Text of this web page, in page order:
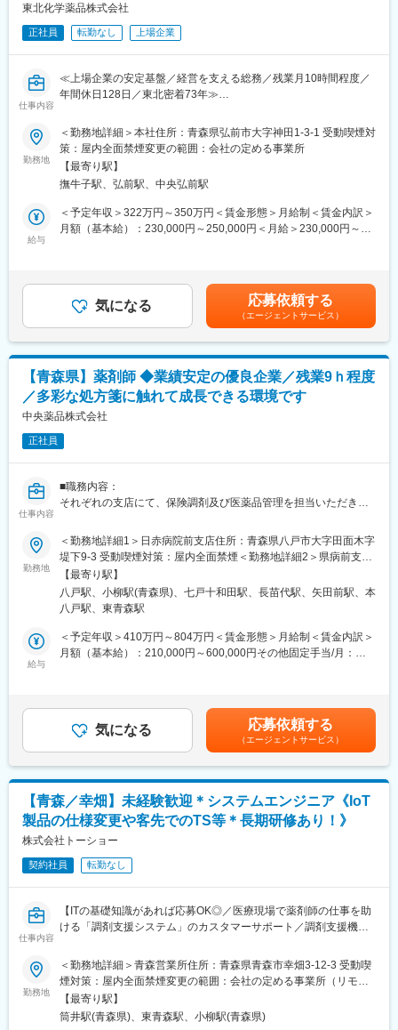
また、女性活躍推進「えるぼし認定3つ星」を取得しており、時短
勤務制度対象者の拡大や育児・介護等の家庭事情で退職された社
員が、再び当社で活躍できるジョブ・リターン制度の導入等、女
性が活躍できる環境整備に積極的に取り組んでいます。
場づくりを進めていく実感を得られるポジションであり、将来的
には管理部門の中核人材としての成長も期待しています。
※総合職での採用となりますので、入社後に管理部門内での異動の
可能性がございます。
■裁量と成長を実感できる人事ポジション：
採用・労務・教育と幅広い領域を経験でき、部分的な担当に留ま
会社全体に影響を与える仕事に挑戦したい方に最適です。
■安定した基盤と働きやすさの両立：
上場企業としての安定した経営基盤に加え、過度な残業を抑えた
将来設計を描きやすい環境です。
を受けにくい分野を主軸とし、顧客との長期的な信頼関係を強み
としています。地域密着型の営業体制と上場企業としてのガバナ
ンスを両立し、今後も安定需要を背景に堅実な成長が見込まれて
います。管理部門の強化は将来への重要な投資であり、その中核
を担える存在を求めています。
変更の範囲：会社の定める業務
東北化学薬品株式会社
正社員 転勤なし 上場企業
仕事内容
≪上場企業の安定基盤／経営を支える総務／残業月10時間程度／
年間休日128日／東北密着73年≫
・規程整備や株主総会対応まで担い会社運営の中枢を支えるやり
がい
・月残業10時間程度と休日128日で無理なく長期的に働ける環境
・上場企業ならではの安定性と将来性の中で腰を据えてキャリア
形成
医理化学分野の専門商社として東北一円に事業を展開する当社に
・契約書類の管理およびチェック
・社内設備や備品、社用車の管理
れた仕事をこなすだけではない総務の本来の面白さを実感できま
す。将来的には管理グループ内での業務領域拡大も想定されてい
ます。
※総合職での採用となりますので、入社後に管理部門内での異動の
可能性がございます。
■経営に近い立場で価値を発揮できる総務
総務は会社全体を俯瞰できるポジションです。現職で裁量や成長
実感に物足りなさを感じている方にとって、経験を活かしながら
一段高い視座を得られる環境です。
■働きやすさと安定を両立できる環境
業務量が適切に管理されており、管理部門にありがちな長時間労
働はありません。仕事と私生活の両立を重視したい方に最適で
す。
当社は1953年創業、東証スタンダード上場の医理化学専門商社で
す。医療、研究、製造、食品、農業など複数分野に顧客を持ち、
変更の範囲：会社の定める業務
勤務地
＜勤務地詳細＞本社住所：青森県弘前市大字神田1-3-1 受動喫煙対
策：屋内全面禁煙変更の範囲：会社の定める事業所
【最寄り駅】
撫牛子駅、弘前駅、中央弘前駅
給与
＜予定年収＞322万円～350万円＜賃金形態＞月給制＜賃金内訳＞
月額（基本給）：230,000円～250,000円＜月給＞230,000円～
（6月・12月）■期末手当：年1回（9月）・・・業績好調時に限る
賃金はあくまでも目安の金額であり、選考を通じて上下する可能
性があります。月給(月額)は固定手当を含めた表記です。
気になる 応募依頼する
（エージェントサービス）
【青森県】薬剤師 ◆業績安定の優良企業／残業9ｈ程度
／多彩な処方箋に触れて成長できる環境です
中央薬品株式会社
正社員
仕事内容
■職務内容：
それぞれの支店にて、保険調剤及び医薬品管理を担当いただきま
・調剤業務
・在庫管理
・医薬品発注 等
■当社の特徴/魅力：
当社は創業以来、「信頼されるかかりつけ薬局」として、専門性
の高い個人病院、総合病院の門前薬局を広く店舗展開していま
す。多彩な処方箋の取扱により効率的・実践的なスキルアップを
す。先見的知識の蓄積により、少ない症例や不測の事態への対応
力を身に着けることができ、薬剤師として成長できる環境があり
1ヶ月単位の変形労働時間制です。月2回の土曜出勤の際は他支店
への応援となり、就業場所により8時30分～12時30分又は8時30
分～13時30分の勤務となります（休憩なし）。
■勤務地と組織構成について：
・日赤病院前支店…8名（薬剤師：3名、事務：５名）
・県病前支店…10名（薬剤師：3名、管理栄養士：1名、事務：5
名、受付：1名）
・十和田市立中央病院前支店…6名（薬剤師：2名、事務：４名）
※マイカー通勤可能、選考時に勤務地のご希望をお伝えください
変更の範囲：無
勤務地
＜勤務地詳細1＞日赤病院前支店住所：青森県八戸市大字田面木字
堤下9-3 受動喫煙対策：屋内全面禁煙＜勤務地詳細2＞県病前支店
住所：青森県青森市東造道二丁目6-28 受動喫煙対策：屋内全面禁
煙＜勤務地詳細3＞十和田市立中央病院前支店住所：青森県十和田
市西十二番町11-17 受動喫煙対策：屋内全面禁煙変更の範囲：会
【最寄り駅】
八戸駅、小柳駅(青森県)、七戸十和田駅、長苗代駅、矢田前駅、本
八戸駅、東青森駅
給与
＜予定年収＞410万円～804万円＜賃金形態＞月給制＜賃金内訳＞
月額（基本給）：210,000円～600,000円その他固定手当/月：
5.8ヶ月（過去実績）■その他定額手当詳細：・薬歴薬剤管理手
当…35,000円・薬剤師手当…35,000円賃金はあくまでも目安の金
額であり、選考を通じて上下する可能性があります。月給(月額)は
固定手当を含めた表記です。
気になる 応募依頼する
（エージェントサービス）
【青森／幸畑】未経験歓迎＊システムエンジニア《IoT
製品の仕様変更や客先でのTS等＊長期研修あり！》
株式会社トーショー
契約社員 転勤なし
仕事内容
【ITの基礎知識があれば応募OK◎／医療現場で薬剤師の仕事を助
ける「調剤支援システム」のカスタマーサポート／調剤支援機
【はじめに】
当ポジションは自社販売している大型IoT製品や薬剤システムの運
用～保守を担うシステムエンジニア職となっております。未経験
からチャレンジできる事に加えて、メーカー直雇用という貴重な
勤務地
＜勤務地詳細＞青森営業所住所：青森県青森市幸畑3-12-3 受動喫
煙対策：屋内全面禁煙変更の範囲：会社の定める事業所（リモー
トワーク含む）
【最寄り駅】
筒井駅(青森県)、東青森駅、小柳駅(青森県)